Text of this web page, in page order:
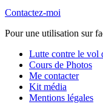
Contactez-moi
Pour une utilisation sur
Lutte contre le vol
Cours de Photos
Me contacter
Kit média
Mentions légales